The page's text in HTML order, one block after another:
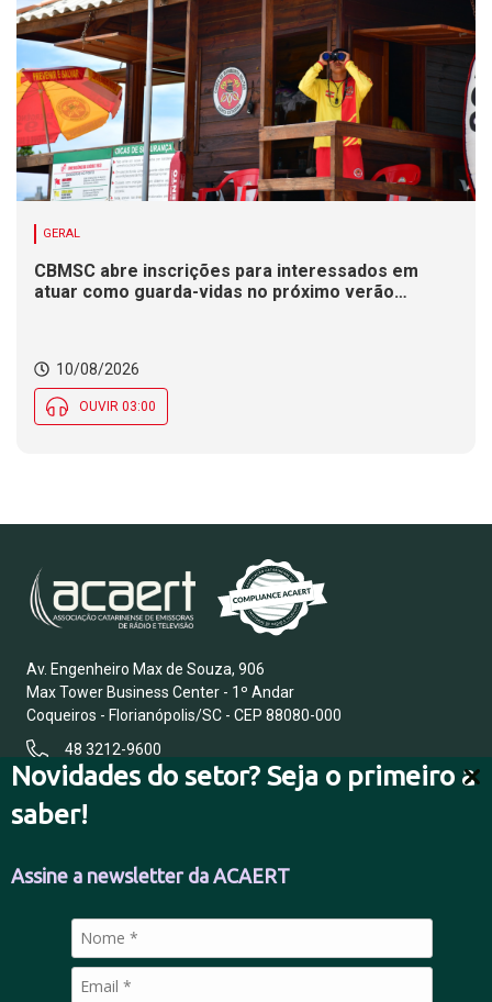
Novidades do setor? Seja o primeiro a
saber!
Assine a newsletter da ACAERT
GERAL
CBMSC abre inscrições para interessados em
atuar como guarda-vidas no próximo verão
10/08/2026
OUVIR 03:00
Av. Engenheiro Max de Souza, 906
Max Tower Business Center - 1º Andar
Coqueiros - Florianópolis/SC - CEP 88080-000
48 3212-9600
FALE CONOSCO
POLÍTICA DE PRIVACIDADE